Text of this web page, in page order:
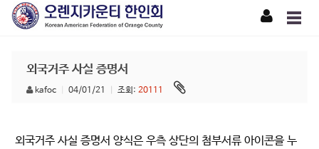
외국거주 사실 증명서
kafoc 04/01/21 조회: 20111
외국거주 사실 증명서 양식은 우측 상단의 첨부서류 아이콘을 누